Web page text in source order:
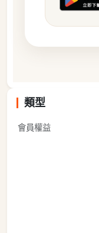
類型
會員權益